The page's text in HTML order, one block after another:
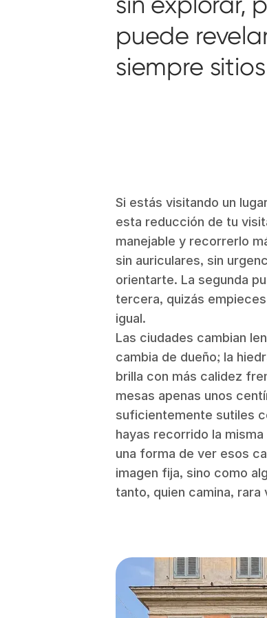
puede
siempre
Si estás visitando un
esta reducción de tu
manejable y recorrerlo
sin auriculares, sin
orientarte. La segunda
tercera, quizás
igual.
Las ciudades cambian
cambia de dueño; la
brilla con más calidez
mesas apenas unos
suficientemente sutiles
hayas recorrido la
una forma de ver esos
imagen fija, sino como
tanto, quien camina, rara